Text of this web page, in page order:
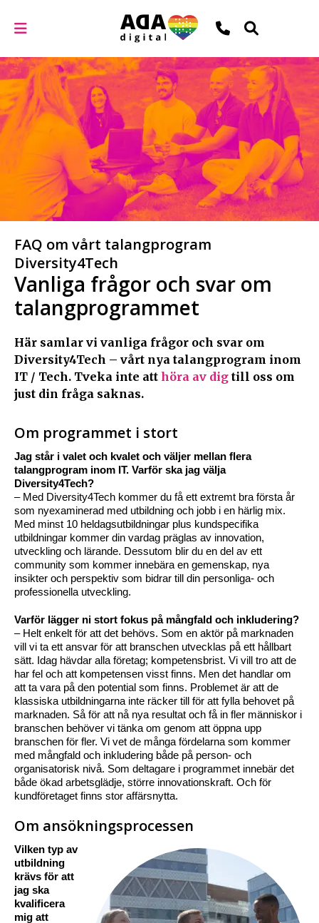
FAQ om vårt talangprogram
Diversity4Tech
Vanliga frågor och svar om
talangprogrammet
Här samlar vi vanliga frågor och svar om
Diversity4Tech – vårt nya talangprogram inom
IT / Tech. Tveka inte att höra av dig till oss om
just din fråga saknas.
Om programmet i stort
Jag står i valet och kvalet och väljer mellan flera
talangprogram inom IT. Varför ska jag välja
Diversity4Tech?
– Med Diversity4Tech kommer du få ett extremt bra första år
som nyexaminerad med utbildning och jobb i en härlig mix.
Med minst 10 heldagsutbildningar plus kundspecifika
utbildningar kommer din vardag präglas av innovation,
utveckling och lärande. Dessutom blir du en del av ett
community som kommer innebära en gemenskap, nya
insikter och perspektiv som bidrar till din personliga- och
professionella utveckling.
Varför lägger ni stort fokus på mångfald och inkludering?
– Helt enkelt för att det behövs. Som en aktör på marknaden
vill vi ta ett ansvar för att branschen utvecklas på ett hållbart
sätt. Idag hävdar alla företag; kompetensbrist. Vi vill tro att de
har fel och att kompetensen visst finns. Men det handlar om
att ta vara på den potential som finns. Problemet är att de
klassiska utbildningarna inte räcker till för att fylla behovet på
marknaden. Så för att nå nya resultat och få in fler människor i
branschen behöver vi tänka om genom att öppna upp
branschen för fler. Vi vet de många fördelarna som kommer
med mångfald och inkludering både på person- och
organisatorisk nivå. Som deltagare i programmet innebär det
både ökad arbetsglädje, större innovationskraft. Och för
kundföretaget finns stor affärsnytta.
Om ansökningsprocessen
Vilken typ av
utbildning
krävs för att
jag ska
kvalificera
mig att